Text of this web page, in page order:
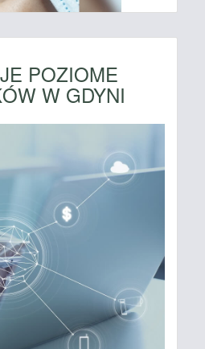
POZIOME
W GDYNI